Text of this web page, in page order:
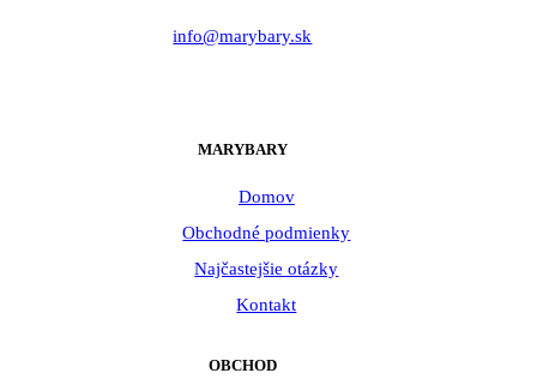
info@marybary.sk
MARYBARY
Domov
Obchodné podmienky
Najčastejšie otázky
Kontakt
OBCHOD